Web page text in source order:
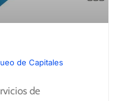
de Capitales
de